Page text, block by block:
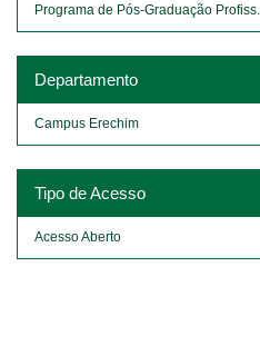
Programa de Pós-Graduação Profiss...
Departamento
Campus Erechim
Tipo de Acesso
Acesso Aberto